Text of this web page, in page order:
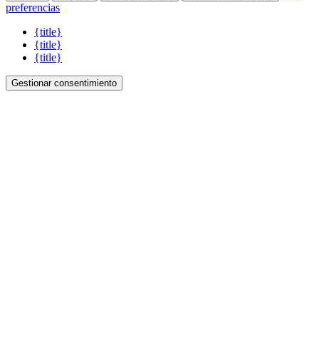
preferencias
{title}
{title}
{title}
Gestionar consentimiento